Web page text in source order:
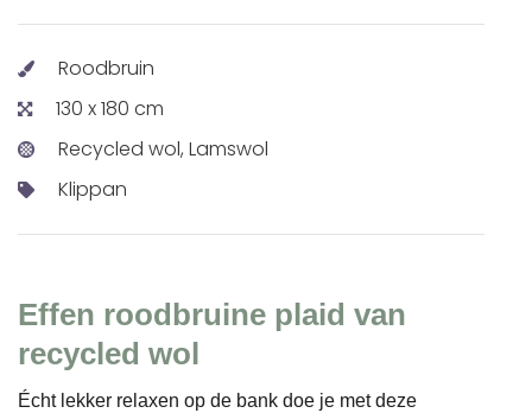
Roodbruin
130 x 180 cm
Recycled wol, Lamswol
Klippan
Effen roodbruine plaid van
recycled wol
Écht lekker relaxen op de bank doe je met deze